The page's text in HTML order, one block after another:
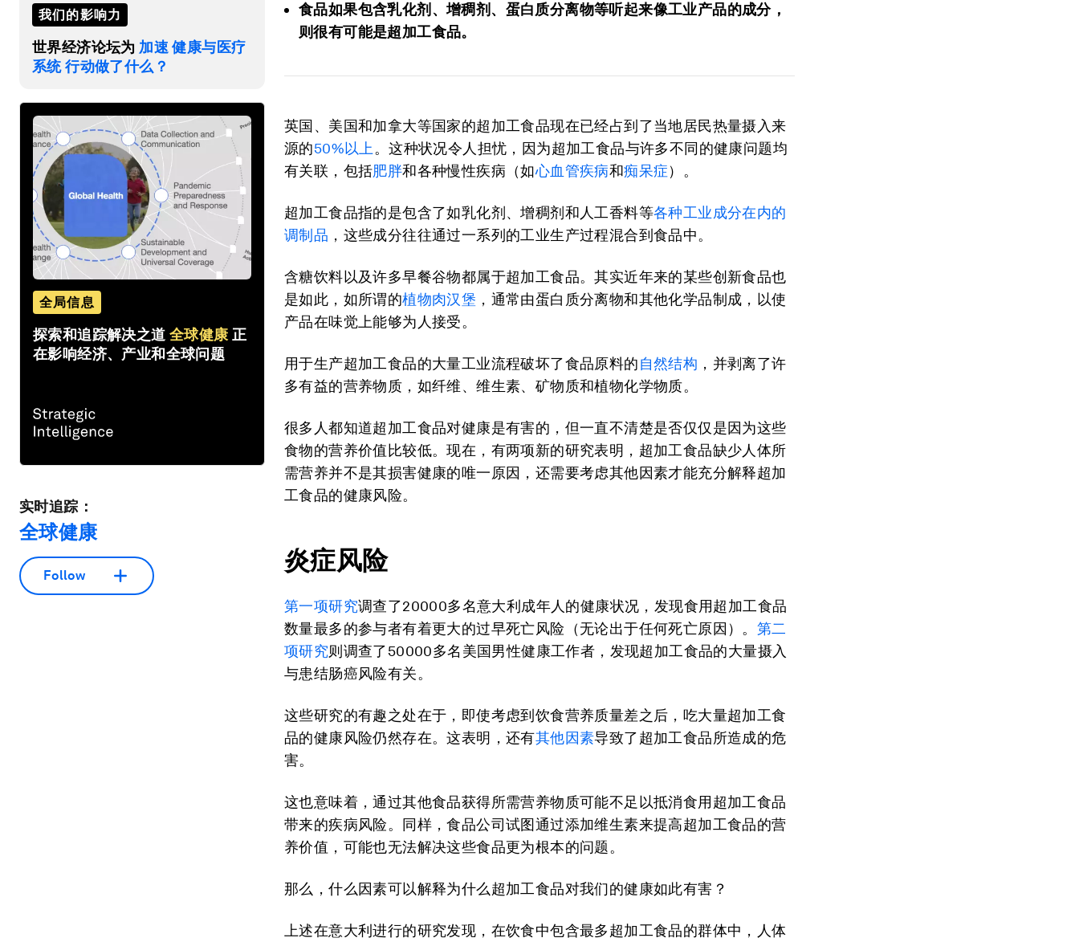
我们的影响力
世界经济论坛为 加速 健康与医疗
系统 行动做了什么？
全局信息
探索和追踪解决之道 全球健康 正
在影响经济、产业和全球问题
实时追踪：
全球健康
Follow
食品如果包含乳化剂、增稠剂、蛋白质分离物等听起来像工业产品的成分，
则很有可能是超加工食品。
英国、美国和加拿大等国家的超加工食品现在已经占到了当地居民热量摄入来
源的50%以上 。这种状况令人担忧，因为超加工食品与许多不同的健康问题均
有关联，包括肥胖和各种慢性疾病（如心血管疾病和痴呆症）。
超加工食品指的是包含了如乳化剂、增稠剂和人工香料等各种工业成分在内的
调制品 ，这些成分往往通过一系列的工业生产过程混合到食品中。
含糖饮料以及许多早餐谷物都属于超加工食品。其实近年来的某些创新食品也
是如此，如所谓的植物肉汉堡 ，通常由蛋白质分离物和其他化学品制成，以使
产品在味觉上能够为人接受。
用于生产超加工食品的大量工业流程破坏了食品原料的自然结构 ，并剥离了许
多有益的营养物质，如纤维、维生素、矿物质和植物化学物质。
很多人都知道超加工食品对健康是有害的，但一直不清楚是否仅仅是因为这些
食物的营养价值比较低。现在，有两项新的研究表明，超加工食品缺少人体所
需营养并不是其损害健康的唯一原因，还需要考虑其他因素才能充分解释超加
工食品的健康风险。
炎症风险
第一项研究调查了20000多名意大利成年人的健康状况，发现食用超加工食品
数量最多的参与者有着更大的过早死亡风险（无论出于任何死亡原因）。 第二
项研究则调查了50000多名美国男性健康工作者，发现超加工食品的大量摄入
与患结肠癌风险有关。
这些研究的有趣之处在于，即使考虑到饮食营养质量差之后，吃大量超加工食
品的健康风险仍然存在。这表明，还有其他因素导致了超加工食品所造成的危
害。
这也意味着，通过其他食品获得所需营养物质可能不足以抵消食用超加工食品
带来的疾病风险。同样，食品公司试图通过添加维生素来提高超加工食品的营
养价值，可能也无法解决这些食品更为根本的问题。
那么，什么因素可以解释为什么超加工食品对我们的健康如此有害？
上述在意大利进行的研究发现，在饮食中包含最多超加工食品的群体中，人体